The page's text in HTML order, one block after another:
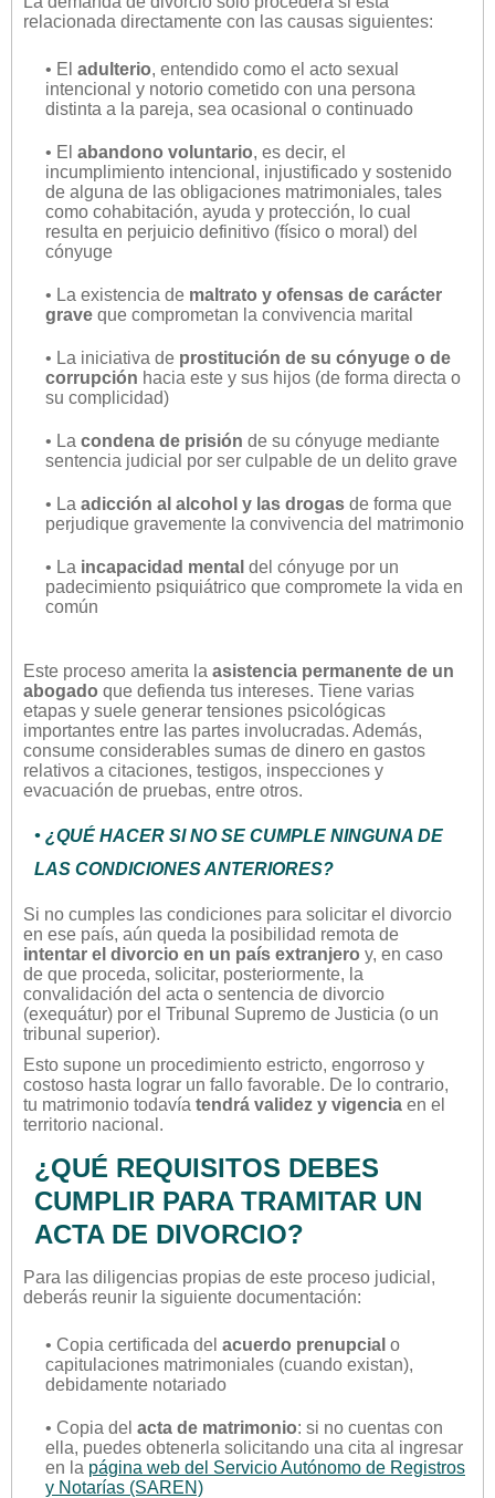
relacionada directamente con las causas siguientes:
• El adulterio, entendido como el acto sexual
intencional y notorio cometido con una persona
distinta a la pareja, sea ocasional o continuado
• El abandono voluntario, es decir, el
incumplimiento intencional, injustificado y sostenido
de alguna de las obligaciones matrimoniales, tales
como cohabitación, ayuda y protección, lo cual
resulta en perjuicio definitivo (físico o moral) del
cónyuge
• La existencia de maltrato y ofensas de carácter
grave que comprometan la convivencia marital
• La iniciativa de prostitución de su cónyuge o de
corrupción hacia este y sus hijos (de forma directa o
su complicidad)
• La condena de prisión de su cónyuge mediante
sentencia judicial por ser culpable de un delito grave
• La adicción al alcohol y las drogas de forma que
perjudique gravemente la convivencia del matrimonio
• La incapacidad mental del cónyuge por un
padecimiento psiquiátrico que compromete la vida en
común
Este proceso amerita la asistencia permanente de un
abogado que defienda tus intereses. Tiene varias
etapas y suele generar tensiones psicológicas
importantes entre las partes involucradas. Además,
consume considerables sumas de dinero en gastos
relativos a citaciones, testigos, inspecciones y
evacuación de pruebas, entre otros.
• ¿QUÉ HACER SI NO SE CUMPLE NINGUNA DE
LAS CONDICIONES ANTERIORES?
Si no cumples las condiciones para solicitar el divorcio
en ese país, aún queda la posibilidad remota de
intentar el divorcio en un país extranjero y, en caso
de que proceda, solicitar, posteriormente, la
convalidación del acta o sentencia de divorcio
(exequátur) por el Tribunal Supremo de Justicia (o un
tribunal superior).
Esto supone un procedimiento estricto, engorroso y
costoso hasta lograr un fallo favorable. De lo contrario,
tu matrimonio todavía tendrá validez y vigencia en el
territorio nacional.
¿QUÉ REQUISITOS DEBES
CUMPLIR PARA TRAMITAR UN
ACTA DE DIVORCIO?
Para las diligencias propias de este proceso judicial,
deberás reunir la siguiente documentación:
• Copia certificada del acuerdo prenupcial o
capitulaciones matrimoniales (cuando existan),
debidamente notariado
• Copia del acta de matrimonio: si no cuentas con
ella, puedes obtenerla solicitando una cita al ingresar
en la página web del Servicio Autónomo de Registros
y Notarías (SAREN)